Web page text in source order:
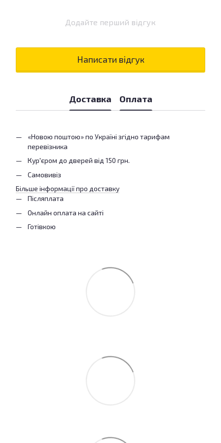
Додайте перший відгук
Написати відгук
Доставка Оплата
«Новою поштою» по Україні згідно тарифам
перевізника
Кур'єром до дверей від 150 грн.
Самовивіз
Більше інформації про доставку
Післяплата
Онлайн оплата на сайті
Готівкою